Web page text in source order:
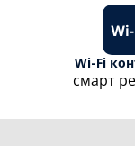
Wi-Fi
смарт